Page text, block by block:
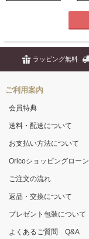
ラッピング無料
ご利用案内
会員特典
送料・配送について
お支払い方法について
Oricoショッピングローン
ご注文の流れ
返品・交換について
プレゼント包装について
よくあるご質問 Q&A